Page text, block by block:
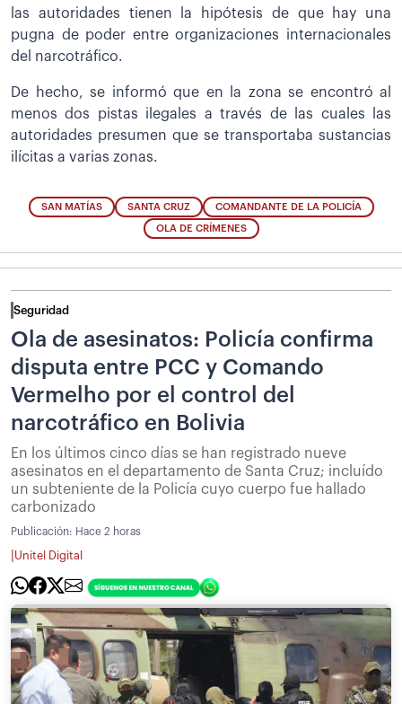
las autoridades tienen la hipótesis de que hay una
pugna de poder entre organizaciones internacionales
del narcotráfico.
De hecho, se informó que en la zona se encontró al
menos dos pistas ilegales a través de las cuales las
autoridades presumen que se transportaba sustancias
ilícitas a varias zonas.
SAN MATÍAS SANTA CRUZ COMANDANTE DE LA POLICÍA
OLA DE CRÍMENES
Seguridad
Ola de asesinatos: Policía confirma
disputa entre PCC y Comando
Vermelho por el control del
narcotráfico en Bolivia
En los últimos cinco días se han registrado nueve
asesinatos en el departamento de Santa Cruz; incluído
un subteniente de la Policía cuyo cuerpo fue hallado
carbonizado
Publicación: Hace 2 horas
Unitel Digital